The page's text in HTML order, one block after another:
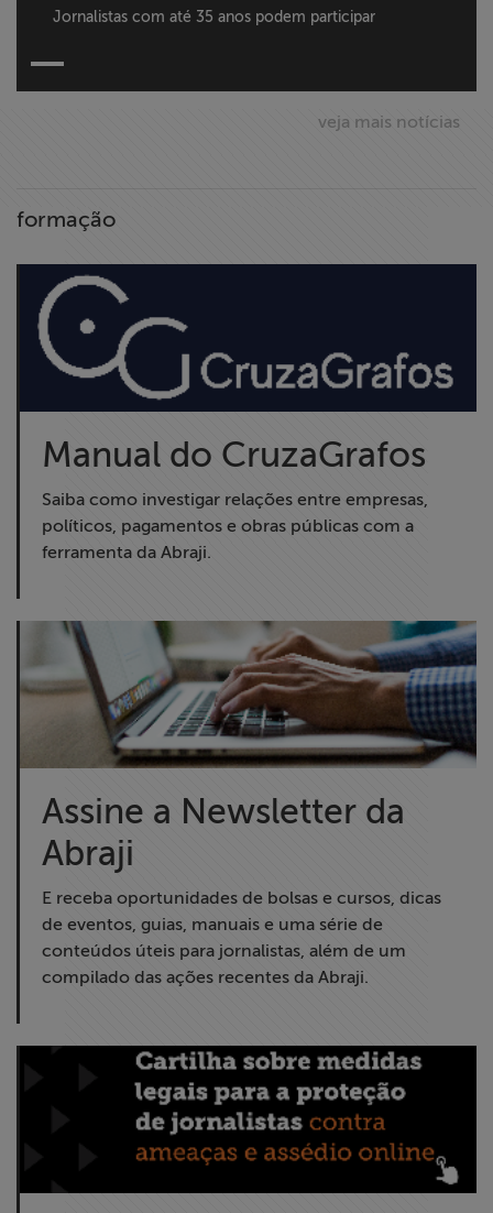
Jornalistas com até 35 anos podem participar
veja mais notícias
formação
Manual do CruzaGrafos
Saiba como investigar relações entre empresas,
políticos, pagamentos e obras públicas com a
ferramenta da Abraji.
Assine a Newsletter da
Abraji
E receba oportunidades de bolsas e cursos, dicas
de eventos, guias, manuais e uma série de
conteúdos úteis para jornalistas, além de um
compilado das ações recentes da Abraji.